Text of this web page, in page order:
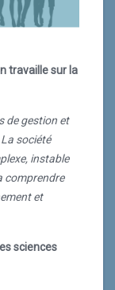
avec
sciences
sont
des
deux ans,
et sociale
aux risques
pour
de 17 000
différents
près de
à
qui arrive,
que leurs
travaille sur la
de gestion et
société
instable
comprendre
et
sciences